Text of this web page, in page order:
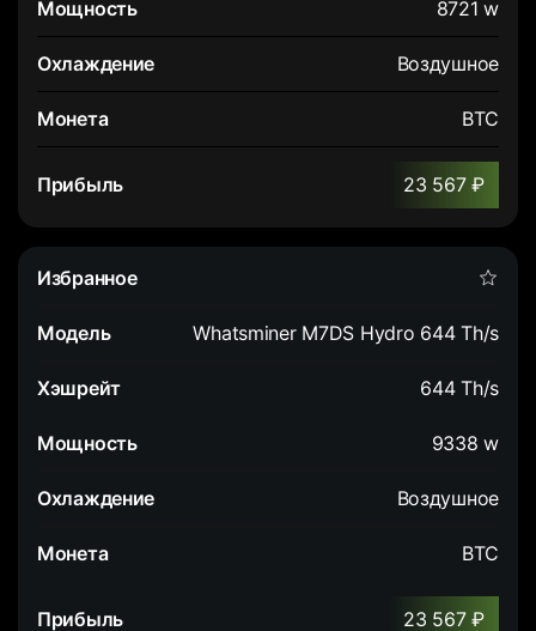
8721 w
Воздушное
BTC
23 567 ₽
Whatsminer M7DS Hydro 644 Th/s
644 Th/s
9338 w
Воздушное
BTC
23 567 ₽